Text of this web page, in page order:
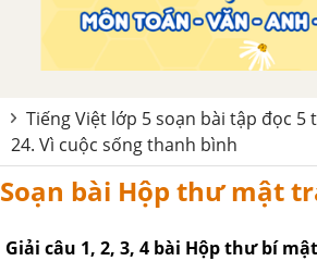
Tiếng Việt lớp 5 soạn bài tập đọc
24. Vì cuộc sống thanh bình
Soạn bài Hộp thư mật
Giải câu 1, 2, 3, 4 bài Hộp thư bí